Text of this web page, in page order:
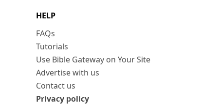
HELP
FAQs
Tutorials
Use Bible Gateway on Your Site
Advertise with us
Contact us
Privacy policy